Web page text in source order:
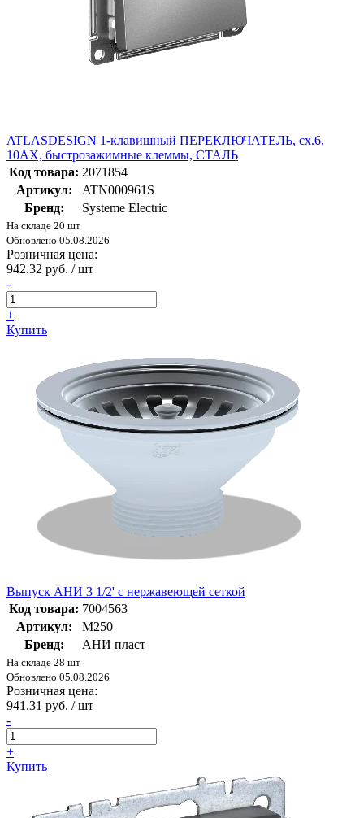
ATLASDESIGN 1-клавишный ПЕРЕКЛЮЧАТЕЛЬ, сх.6,
10АХ, быстрозажимные клеммы, СТАЛЬ
Код товара: 2071854
Артикул:
ATN000961S
Бренд:
Systeme Electric
На складе 20 шт
Обновлено 05.08.2026
Розничная цена:
942.32 руб. / шт
-
+
Купить
Выпуск АНИ 3 1/2' с нержавеющей сеткой
Код товара: 7004563
Артикул:
M250
Бренд:
АНИ пласт
На складе 28 шт
Обновлено 05.08.2026
Розничная цена:
941.31 руб. / шт
-
+
Купить